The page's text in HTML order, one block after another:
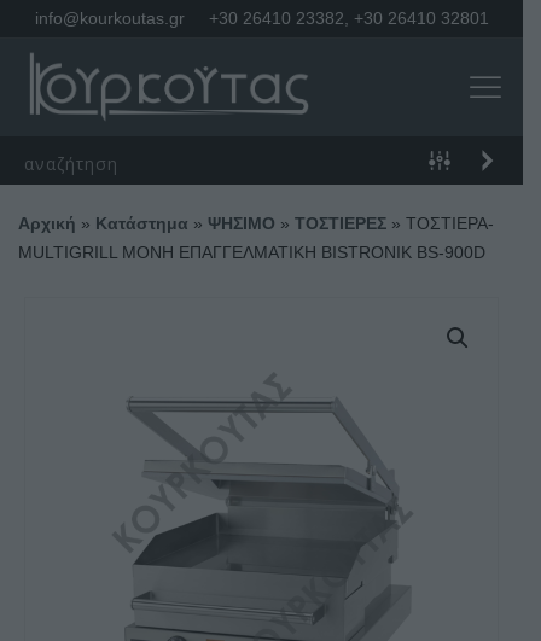
info@kourkoutas.gr +30 26410 23382 +30 26410 32801
Αρχική » Κατάστημα » ΨΗΣΙΜΟ » ΤΟΣΤΙΕΡΕΣ » ΤΟΣΤΙΕΡΑ-
MULTIGRILL ΜΟΝΗ ΕΠΑΓΓΕΛΜΑΤΙΚΗ BISTRONIK BS-900D